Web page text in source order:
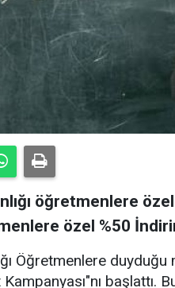
öğretmenlere
özel %50
Öğretmenlere
başlattı.